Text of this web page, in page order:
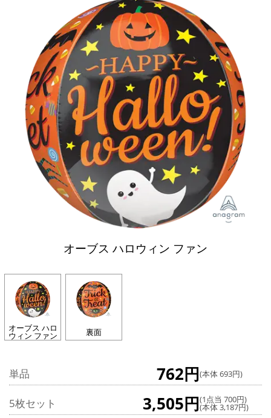
オーブス ハロウィン ファン
オーブス ハロ
ウィン ファン 裏面
単品 762円(本体 693円)
5枚セット 3,505円(1点当 700円)
(本体 3,187円)